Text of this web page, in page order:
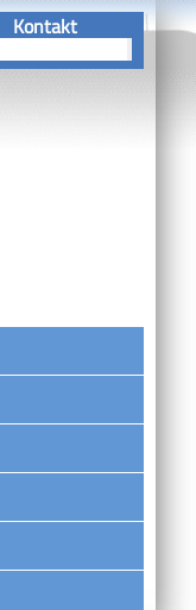
Kontakt